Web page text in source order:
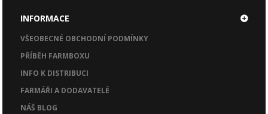
INFORMACE
VŠEOBECNÉ OBCHODNÍ PODMÍNKY
PŘÍBĚH FARMBOXU
INFO K DISTRIBUCI
FARMÁŘI A DODAVATELÉ
NÁŠ BLOG